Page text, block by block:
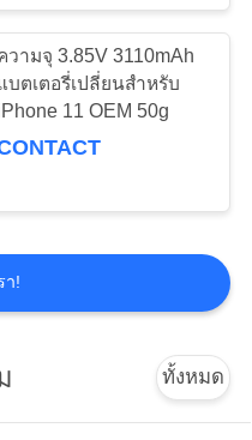
จอ LCD
วามจุ 3.85V 3110mAh
บตเตอรี่เปลี่ยนสําหรับ
11 OEM 50g
า!
ทั้งหมด